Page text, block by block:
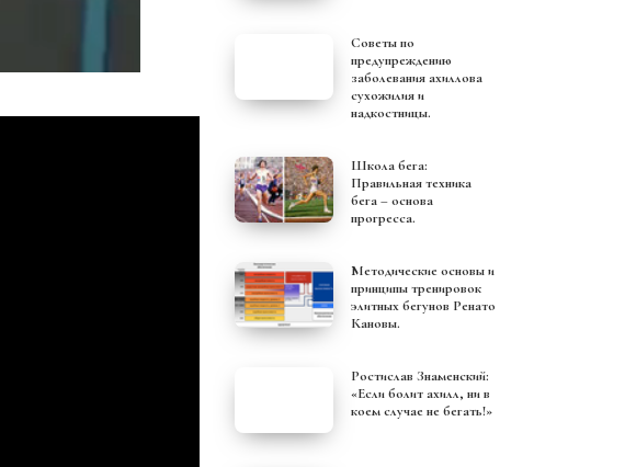
Советы по
предупреждению
заболевания ахиллова
сухожилия и
надкостницы.
Школа бега:
Правильная техника
бега – основа
прогресса.
Методические основы и
принципы тренировок
элитных бегунов Ренато
Кановы.
Ростислав Знаменский:
«Если болит ахилл, ни в
коем случае не бегать!»